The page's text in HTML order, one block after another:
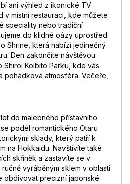
ani výhled z ikonické TV
v místní restauraci, kde můžete
speciality nebo tradiční
do klidné oázy uprostřed
Shrine, která nabízí jedinečný
Den zakončíte návštěvou
Koibito Parku, kde vás
pohádková atmosféra. Večeře,
do malebného přístavního
podél romantického Otaru
sklady, který patří k
na Hokkaidu. Navštívíte také
skříněk a zastavíte se v
vyráběným sklem v oblasti
obdivovat precizní japonské